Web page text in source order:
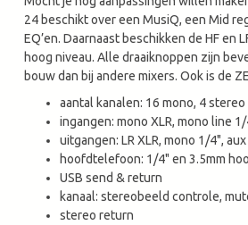
24 beschikt over een MusiQ, een Mid
EQ’en. Daarnaast beschikken de HF
hoog niveau. Alle draaiknoppen zijn
bouw dan bij andere mixers. Ook is de
aantal kanalen: 16 mono, 4 stereo
ingangen: mono XLR, mono line
uitgangen: LR XLR, mono 1/4",
hoofdtelefoon: 1/4" en 3.5mm
USB send & return
kanaal: stereobeeld controle,
stereo return